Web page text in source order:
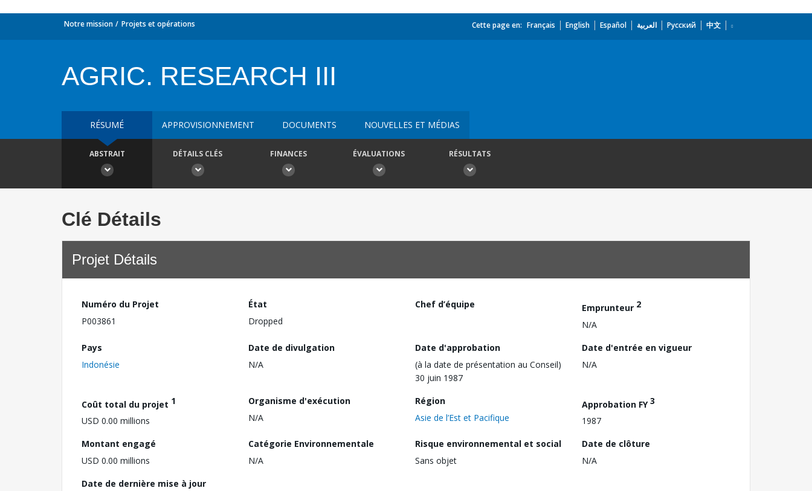
Notre mission Projets et opérations Cette page en: Français English Español العربية Русский 中文
AGRIC. RESEARCH III
RÉSUMÉ APPROVISIONNEMENT DOCUMENTS NOUVELLES ET MÉDIAS
ABSTRAIT DÉTAILS CLÉS FINANCES ÉVALUATIONS RÉSULTATS
Clé Détails
Projet Détails
Numéro du Projet
P003861
État
Dropped
Chef d’équipe Emprunteur 2
N/A
Pays
Indonésie
Date de divulgation
N/A
Date d'approbation
(à la date de présentation au Conseil)
30 juin 1987
Date d'entrée en vigueur
N/A
Coût total du projet 1
USD 0.00 millions
Organisme d'exécution
N/A
Région
Asie de l’Est et Pacifique
Approbation FY3
1987
Montant engagé
USD 0.00 millions
Catégorie Environnementale
N/A
Risque environnemental et social
Sans objet
Date de clôture
N/A
Date de dernière mise à jour